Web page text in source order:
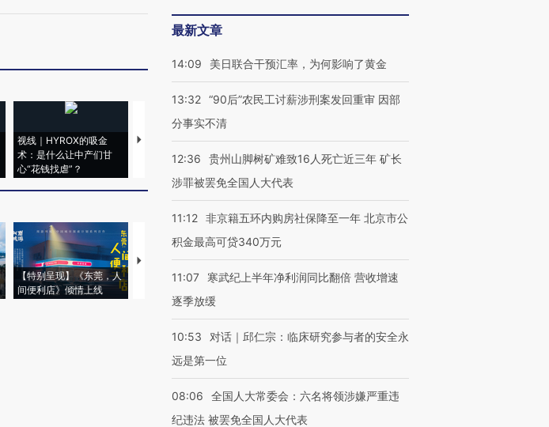
视线｜HYROX的吸金
术：是什么让中产们甘
心“花钱找虐”？
马航飞行员跨国走私7万
粒摇头丸 尿检体内含3种
视线｜被称为“蟑螂”的印
度Z世代 用街头抗争将教
视线｜“入侵”还是“人道危
机”？难民潮撕裂西班牙
【特别呈现】《东莞，人
间便利店》倾情上线
【推广】走进第四届链博
会，让数智科技“链”接产
【特别呈现】寻找100种
【商旅对话】华住集团
CFO：不靠规模取胜，华
最新文章
14:09 美日联合干预汇率，为何影响了黄金
13:32 “90后”农民工讨薪涉刑案发回重审 因部
分事实不清
12:36
贵州山脚树矿难致16人死亡近三年 矿长
涉罪被罢免全国人大代表
11:12 非京籍五环内购房社保降至一年 北京市公
积金最高可贷340万元
11:07
寒武纪上半年净利润同比翻倍 营收增速
逐季放缓
10:53
对话｜邱仁宗：临床研究参与者的安全永
远是第一位
08:06
全国人大常委会：六名将领涉嫌严重违
纪违法 被罢免全国人大代表